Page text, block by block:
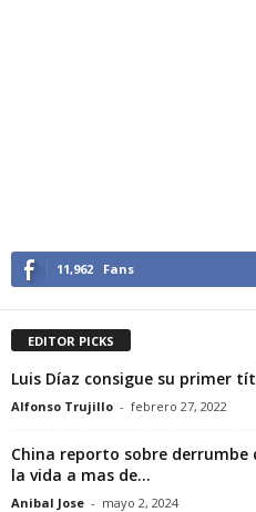
11,962 Fans
EDITOR PICKS
Luis Díaz consigue su primer
Alfonso Trujillo - febrero 27, 2022
China reporto sobre
la vida a mas de...
Anibal Jose - mayo 2, 2024